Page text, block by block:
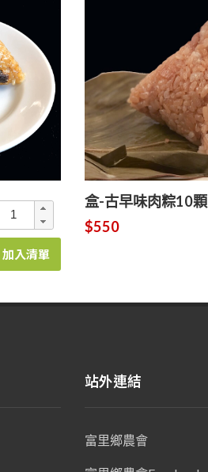
加入清單
盒-古早味肉粽10顆
$550
站外連結
富里鄉農會